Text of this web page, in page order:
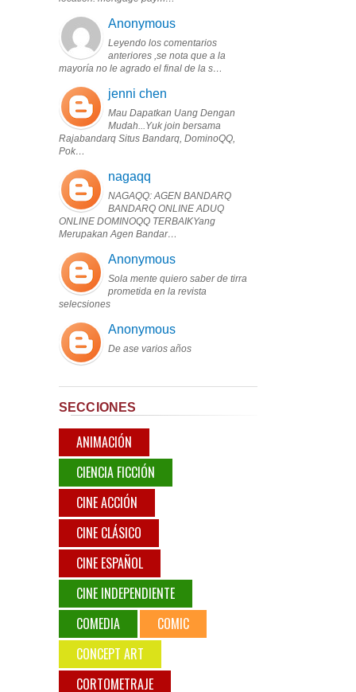
Anonymous
Leyendo los comentarios
anteriores ,se nota que a la
mayoría no le agrado el final de la s…
jenni chen
Mau Dapatkan Uang Dengan
Mudah...Yuk join bersama
Rajabandarq Situs Bandarq, DominoQQ,
Pok…
nagaqq
NAGAQQ: AGEN BANDARQ
BANDARQ ONLINE ADUQ
ONLINE DOMINOQQ TERBAIKYang
Merupakan Agen Bandar…
Anonymous
Sola mente quiero saber de tirra
prometida en la revista
selecsiones
Anonymous
De ase varios años
SECCIONES
ANIMACIÓN
CIENCIA FICCIÓN
CINE ACCIÓN
CINE CLÁSICO
CINE ESPAÑOL
CINE INDEPENDIENTE
COMEDIA
COMIC
CONCEPT ART
CORTOMETRAJE